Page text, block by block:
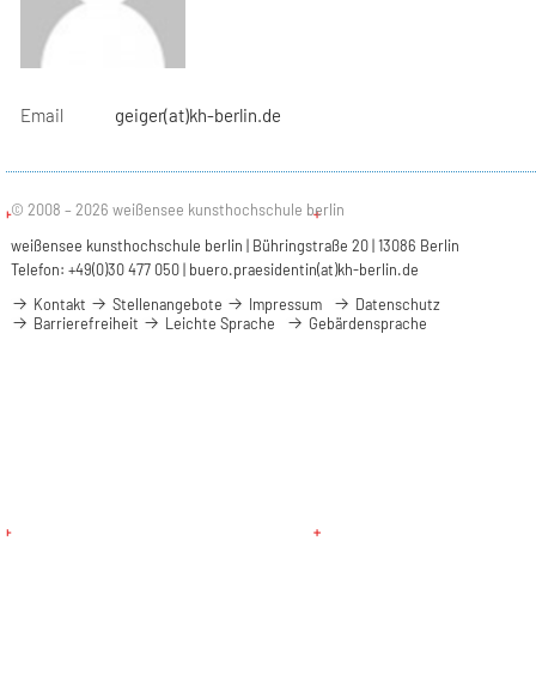
Email geiger(at)kh-berlin.de
© 2008 – 2026 weißensee kunsthochschule berlin
weißensee kunsthochschule berlin | Bühringstraße 20 | 13086 Berlin
Telefon: +49(0)30 477 050 | buero.praesidentin(at)kh-berlin.de
Kontakt
Stellenangebote Impressum
Datenschutz
Barrierefreiheit
Leichte Sprache Gebärdensprache